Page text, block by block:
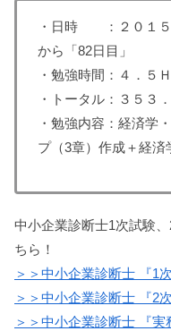
・日時 ：２０１
から「82日目」
・勉強時間：４．５Ｈ
・トータル：３５３
・勉強内容：経済学
プ（3章）作成＋経済
中小企業診断士1次試験
ちら！
＞＞中小企業診断士 『1
＞＞中小企業診断士 『2
＞＞中小企業診断士 『